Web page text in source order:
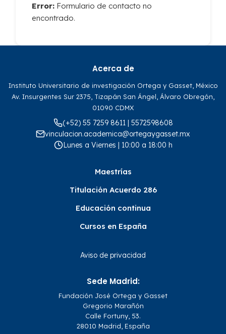
Error: Formulario de contacto no
encontrado.
Acerca de
Instituto Universitario de investigación Ortega y Gasset, México
Av. Insurgentes Sur 2375, Tizapán San Ángel, Álvaro Obregón,
01090 CDMX
(+52) 55 7259 8611 | 5572598608
vinculacion.academica@ortegaygasset.mx
Lunes a Viernes | 10:00 a 18:00 h
Maestrías
Titulación Acuerdo 286
Educación continua
Cursos en España
Aviso de privacidad
Sede Madrid:
Fundación José Ortega y Gasset
Gregorio Marañón
Calle Fortuny, 53.
28010 Madrid, España